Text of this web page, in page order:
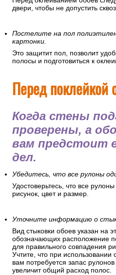
двери, чтобы не допустить
Постелите на пол
картонки.
Это защитит пол, позволит
полосы и подготовиться к
Перед поклейкой
Когда стены
проверены, а
вам предстоит
дел.
Убедитесь, что все рулоны
Удостоверьтесь, что все
рисунок, цвет и размер.
Уточните информацию о
Вид стыковки обоев указан на
обозначающих расположение
для правильного совпадения
Учтите, что при
вам потребуется запас
увеличит общий расход полос.